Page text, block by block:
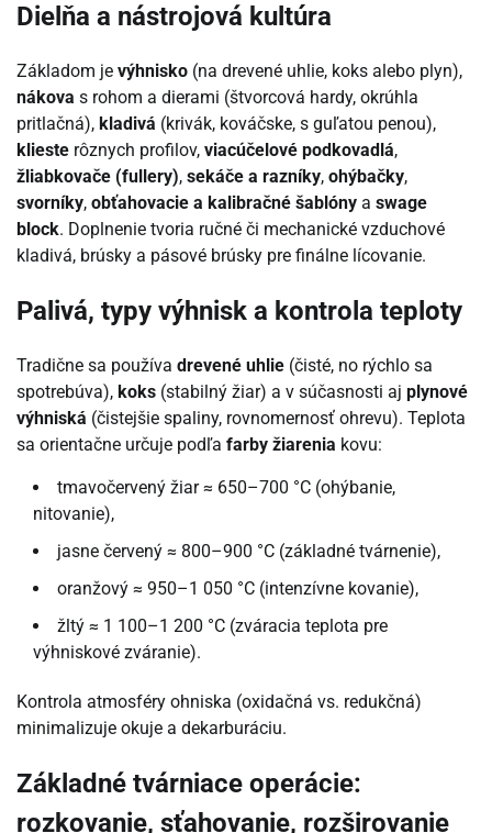
Dielňa a nástrojová kultúra
Základom je výhnisko (na drevené uhlie, koks alebo plyn),
nákova s rohom a dierami (štvorcová hardy, okrúhla
pritlačná), kladivá (krivák, kováčske, s guľatou penou),
klieste rôznych profilov, viacúčelové podkovadlá,
žliabkovače (fullery), sekáče a razníky, ohýbačky,
svorníky, obťahovacie a kalibračné šablóny a swage
block. Doplnenie tvoria ručné či mechanické vzduchové
kladivá, brúsky a pásové brúsky pre finálne lícovanie.
Palivá, typy výhnisk a kontrola teploty
Tradične sa používa drevené uhlie (čisté, no rýchlo sa
spotrebúva), koks (stabilný žiar) a v súčasnosti aj plynové
výhniská (čistejšie spaliny, rovnomernosť ohrevu). Teplota
sa orientačne určuje podľa farby žiarenia kovu:
tmavočervený žiar ≈ 650–700 °C (ohýbanie,
nitovanie),
jasne červený ≈ 800–900 °C (základné tvárnenie),
oranžový ≈ 950–1 050 °C (intenzívne kovanie),
žltý ≈ 1 100–1 200 °C (zváracia teplota pre
výhniskové zváranie).
Kontrola atmosféry ohniska (oxidačná vs. redukčná)
minimalizuje okuje a dekarburáciu.
Základné tvárniace operácie:
rozkovanie, sťahovanie, rozširovanie